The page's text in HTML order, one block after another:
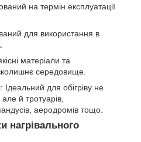
на термін експлуатації
для використання в
матеріали та
середовище.
: Ідеальний для обігріву не
але й тротуарів,
аеродромів тощо.
нагрівального